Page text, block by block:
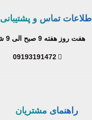
اطلاعات تماس و پشتیبانی
هفت روز هفته 9 صبح الی 9 شب
09193191472
راهنمای مشتریان